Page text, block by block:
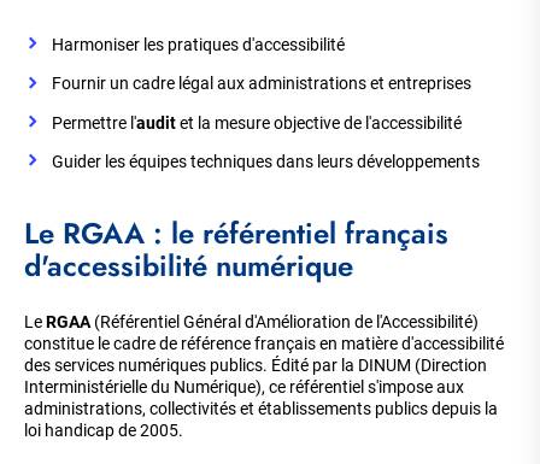
Harmoniser les pratiques d'accessibilité
Fournir un cadre légal aux administrations et entreprises
Permettre l'auditet la mesure objective de l'accessibilité
Guider les équipes techniques dans leurs développements
Le RGAA : le référentiel français
d'accessibilité numérique
LeRGAA(Référentiel Général d'Amélioration de l'Accessibilité)
constitue le cadre de référence français en matière d'accessibilité
des services numériques publics. Édité par la DINUM (Direction
Interministérielle du Numérique), ce référentiel s'impose aux
administrations, collectivités et établissements publics depuis la
loi handicap de 2005.